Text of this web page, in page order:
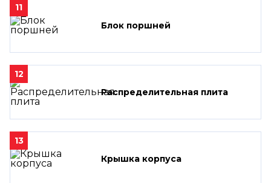
11
Блок поршней
12
Распределительная плита
13
Крышка корпуса